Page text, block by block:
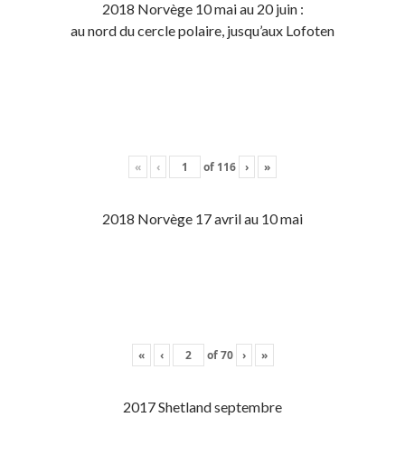
2018 Norvège 10 mai au 20 juin :
au nord du cercle polaire, jusqu’aux Lofoten
« ‹ of 116 › »
2018 Norvège 17 avril au 10 mai
« ‹ of70 › »
2017 Shetland septembre